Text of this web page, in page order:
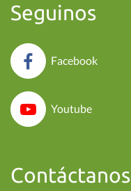
Seguinos
Facebook
Youtube
Contáctanos